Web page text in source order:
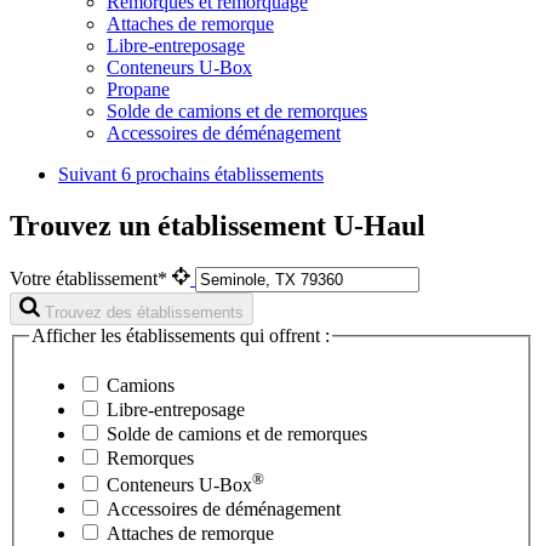
Attaches de remorque
Libre-entreposage
Conteneurs U-Box
Propane
Solde de camions et de remorques
Accessoires de déménagement
Suivant 6 prochains établissements
Trouvez un établissement U-Haul
Votre établissement*
Trouvez des établissements
Afficher les établissements qui offrent :
Camions
Libre-entreposage
Solde de camions et de remorques
Remorques
Conteneurs U-Box®
Accessoires de déménagement
Attaches de remorque